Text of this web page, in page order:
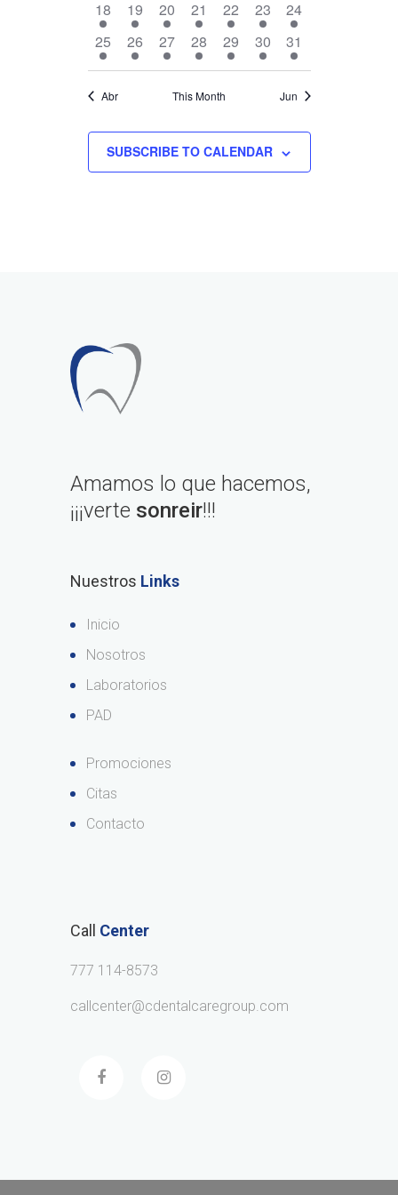
1
EVENTO,
18
1
EVENTO,
19
1
EVENTO,
20
1
EVENTO,
21
1
EVENTO,
22
1
EVENTO,
23
1
EVENTO,
24
1
EVENTO,
25
1
EVENTO,
26
1
EVENTO,
27
1
EVENTO,
28
1
EVENTO,
29
1
EVENTO,
30
1
EVENTO,
31
Abr This Month Jun
SUBSCRIBE TO CALENDAR
Amamos lo que hacemos,
¡¡¡verte sonreir!!!
Nuestros Links
Inicio
Nosotros
Laboratorios
PAD
Promociones
Citas
Contacto
Call Center
777 114-8573
callcenter@cdentalcaregroup.com